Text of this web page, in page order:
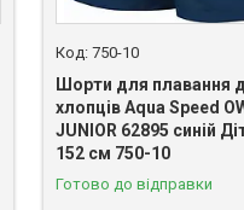
750-10
Шорти для плавання
хлопців Aqua Speed
JUNIOR 62895 синій
152 см 750-10
Готово до відправки